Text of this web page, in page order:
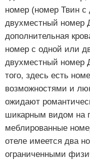
номер (номер Твин с
двухместный номер
дополнительная
номер с одной или
двухместный номер
того, здесь есть
возможностями и
ожидают
шикарным видом на
меблированные
отеле имеется два
ограниченными